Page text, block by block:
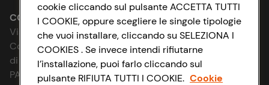
Accessibilità
D&I e Parità di Genere
Strategia Fiscale
Le cooperative
News & Approfondimenti
Richiami prodotto
CONAD SOCIETÀ COOPERATIVA
Via Michelino, 59 | 40127 BOLOGNA
Codice Fiscale e Registro Imprese
di Bologna 00865960157
PARTITA IVA 03320960374
cookie cliccando sul pulsante ACCETTA TUTTI
I COOKIE, oppure scegliere le singole tipologie
che vuoi installare, cliccando su SELEZIONA I
COOKIES . Se invece intendi rifiutarne
l’installazione, puoi farlo cliccando sul
pulsante RIFIUTA TUTTI I COOKIE. Cookie